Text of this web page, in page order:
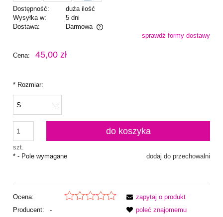
Dostępność:
duża ilość
Wysyłka w:
5 dni
Dostawa:
Darmowa
Cena nie zawiera ewentualnych kosztów płatnościsprawdź formy dostawy
Cena: 45,00 zł
* Rozmiar:
szt.
do koszyka
dodaj do przechowalni
* - Pole wymagane
Ocena:
Producent:
-
zapytaj o produkt
poleć znajomemu